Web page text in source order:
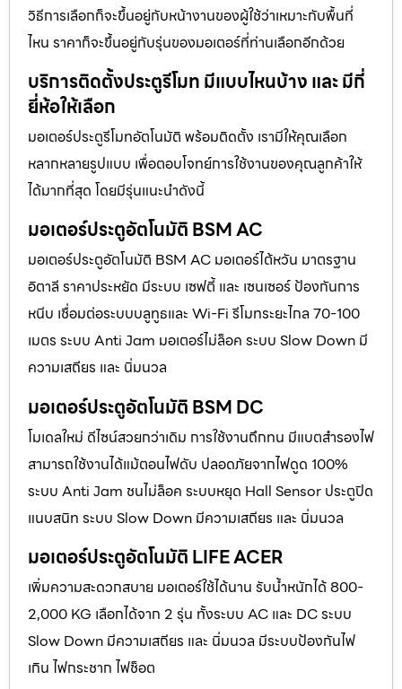
วิธีการเลือกก็จะขึ้นอยู่กับหน้างานของผู้ใช้ว่าเหมาะกับพื้นที่
ไหน ราคาก็จะขึ้นอยู่กับรุ่นของมอเตอร์ที่ท่านเลือกอีกด้วย
บริการติดตั้งประตูรีโมท มีแบบไหนบ้าง และ มีกี่
ยี่ห้อให้เลือก
มอเตอร์ประตูรีโมทอัตโนมัติ พร้อมติดตั้ง เรามีให้คุณเลือก
หลากหลายรูปแบบ เพื่อตอบโจทย์การใช้งานของคุณลูกค้าให้
ได้มากที่สุด โดยมีรุ่นแนะนำดังนี้
มอเตอร์ประตูอัตโนมัติ BSM AC
มอเตอร์ประตูอัตโนมัติ BSM AC มอเตอร์ไต้หวัน มาตรฐาน
อิตาลี ราคาประหยัด มีระบบ เซฟตี้ และ เซนเซอร์ ป้องกันการ
หนีบ เชื่อมต่อระบบบลูทูธและ Wi-Fi รีโมทระยะไกล 70-100
เมตร ระบบ Anti Jam มอเตอร์ไม่ล็อค ระบบ Slow Down มี
ความเสถียร และ นิ่มนวล
มอเตอร์ประตูอัตโนมัติ BSM DC
โมเดลใหม่ ดีไซน์สวยกว่าเดิม การใช้งานถึกทน มีแบตสำรองไฟ
สามารถใช้งานได้แม้ตอนไฟดับ ปลอดภัยจากไฟดูด 100%
ระบบ Anti Jam ชนไม่ล็อค ระบบหยุด Hall Sensor ประตูปิด
แนบสนิท ระบบ Slow Down มีความเสถียร และ นิ่มนวล
มอเตอร์ประตูอัตโนมัติ LIFE ACER
เพิ่มความสะดวกสบาย มอเตอร์ใช้ได้นาน รับน้ำหนักได้ 800-
2,000 KG เลือกได้จาก 2 รุ่น ทั้งระบบ AC และ DC ระบบ
Slow Down มีความเสถียร และ นิ่มนวล มีระบบป้องกันไฟ
เกิน ไฟกระชาก ไฟช็อต